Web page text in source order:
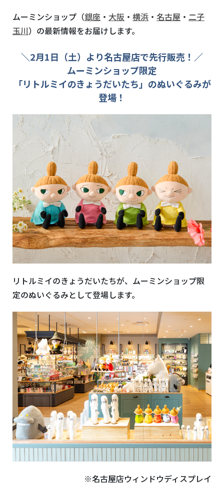
ムーミンショップ（銀座 ・ 大阪 ・ 横浜 ・ 名古屋 ・ 二子
玉川）の最新情報をお届けします。
＼2月1日（土）より名古屋店で先行販売！／
ムーミンショップ限定
「リトルミイのきょうだいたち」のぬいぐるみが
登場！
リトルミイのきょうだいたちが、ムーミンショップ限
定のぬいぐるみとして登場します。
※名古屋店ウィンドウディスプレイ